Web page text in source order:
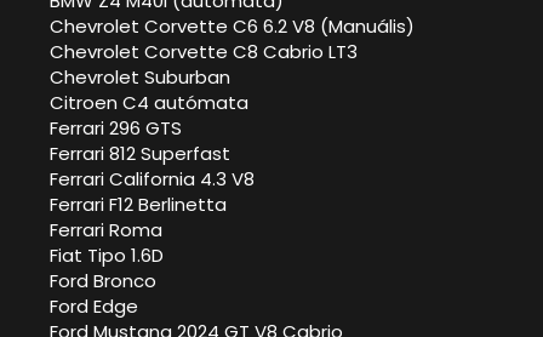
Chevrolet Corvette C6 6.2 V8 (Manuális)
Chevrolet Corvette C8 Cabrio LT3
Chevrolet Suburban
Citroen C4 autómata
Ferrari 296 GTS
Ferrari 812 Superfast
Ferrari California 4.3 V8
Ferrari F12 Berlinetta
Ferrari Roma
Fiat Tipo 1.6D
Ford Bronco
Ford Edge
Ford Mustang 2024 GT V8 Cabrio